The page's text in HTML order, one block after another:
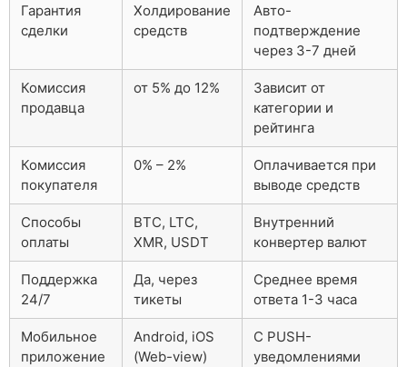
Гарантия
сделки
Холдирование
средств
Авто-
подтверждение
через 3-7 дней
Комиссия
продавца
от 5% до 12%
Зависит от
категории и
рейтинга
Комиссия
покупателя
0% – 2%
Оплачивается при
выводе средств
Способы
оплаты
BTC, LTC,
XMR, USDT
Внутренний
конвертер валют
Поддержка
24/7
Да, через
тикеты
Среднее время
ответа 1-3 часа
Мобильное
приложение
Android, iOS
(Web-view)
С PUSH-
уведомлениями